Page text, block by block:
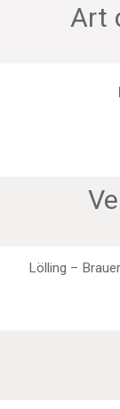
Art
Lölling –